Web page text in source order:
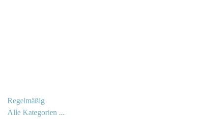
Regelmäßig
Alle Kategorien ...